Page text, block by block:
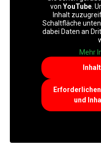
von YouTube .
Inhalt
Schaltfläche
dabei Daten an
Mehr
und